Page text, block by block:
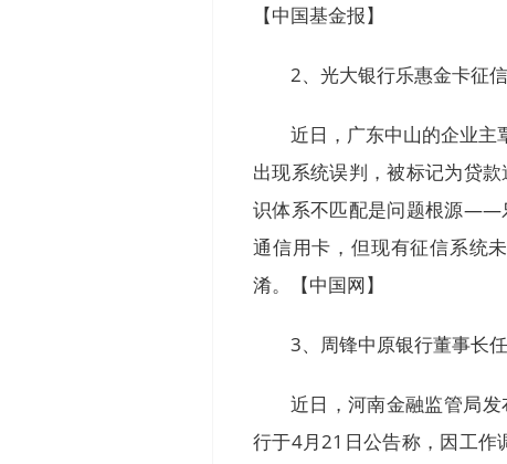
【中国基金报】
2、光大银行乐惠金卡征
近日，广东中山的企业主
出现系统误判，被标记为贷
识体系不匹配是问题根源——
通信用卡，但现有征信系统
淆。【中国网】
3、周锋中原银行董事长
近日，河南金融监管局
行于4月21日公告称，因工